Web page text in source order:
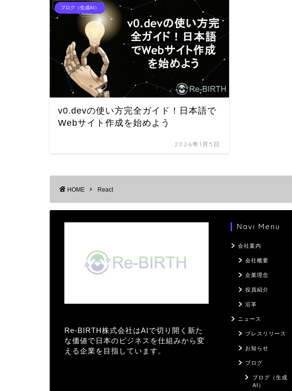
ブログ（生成AI）
v0.devの使い方完全ガイド！日本語で
Webサイト作成を始めよう
2026年1月5日
HOME React
Re-BIRTH株式会社はAIで切り開く新た
な価値で日本のビジネスを仕組みから変
える企業を目指しています。
Navi Menu
会社案内
会社概要
企業理念
役員紹介
沿革
ニュース
プレスリリース
お知らせ
ブログ
ブログ（生成
AI）